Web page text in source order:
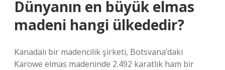
Dünyanın en büyük elmas
madeni hangi ülkededir?
Kanadalı bir madencilik şirketi, Botsvana’daki
Karowe elmas madeninde 2.492 karatlık ham bir